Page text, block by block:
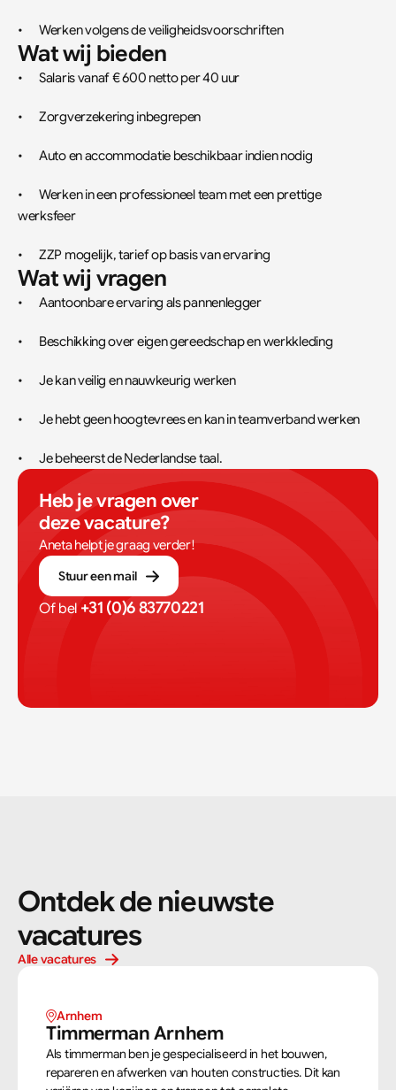
•	Werken volgens de veiligheidsvoorschriften
Wat wij bieden
•	Salaris vanaf € 600 netto per 40 uur
•	Zorgverzekering inbegrepen
•	Auto en accommodatie beschikbaar indien nodig
•	Werken in een professioneel team met een prettige
werksfeer
•	ZZP mogelijk, tarief op basis van ervaring
Wat wij vragen
•	Aantoonbare ervaring als pannenlegger
•	Beschikking over eigen gereedschap en werkkleding
•	Je kan veilig en nauwkeurig werken
•	Je hebt geen hoogtevrees en kan in teamverband werken
•	Je beheerst de Nederlandse taal.
Heb je vragen over
deze vacature?
Aneta helpt je graag verder!
Stuur een mail
Of bel +31 (0)6 83770221
Ontdek de nieuwste
vacatures
Alle vacatures
Arnhem
Timmerman Arnhem
Als timmerman ben je gespecialiseerd in het bouwen,
repareren en afwerken van houten constructies. Dit kan